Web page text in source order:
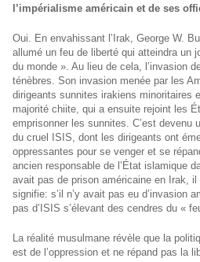
l’impérialisme américain et de ses
Oui. En envahissant l’Irak, George W.
allumé un feu de liberté qui atteindra un
du monde ». Au lieu de cela, l’invasion
ténèbres. Son invasion menée par les
dirigeants sunnites irakiens minoritaires
majorité chiite, qui a ensuite rejoint les
emprisonner les sunnites. C’est devenu
du cruel ISIS, dont les dirigeants ont
oppressantes pour se venger et se
ancien responsable de l’État islamique
avait pas de prison américaine en Irak, il
signifie: s’il n’y avait pas eu d’invasion
pas d’ISIS s’élevant des cendres du «
La réalité musulmane révèle que la
est de l’oppression et ne répand pas la